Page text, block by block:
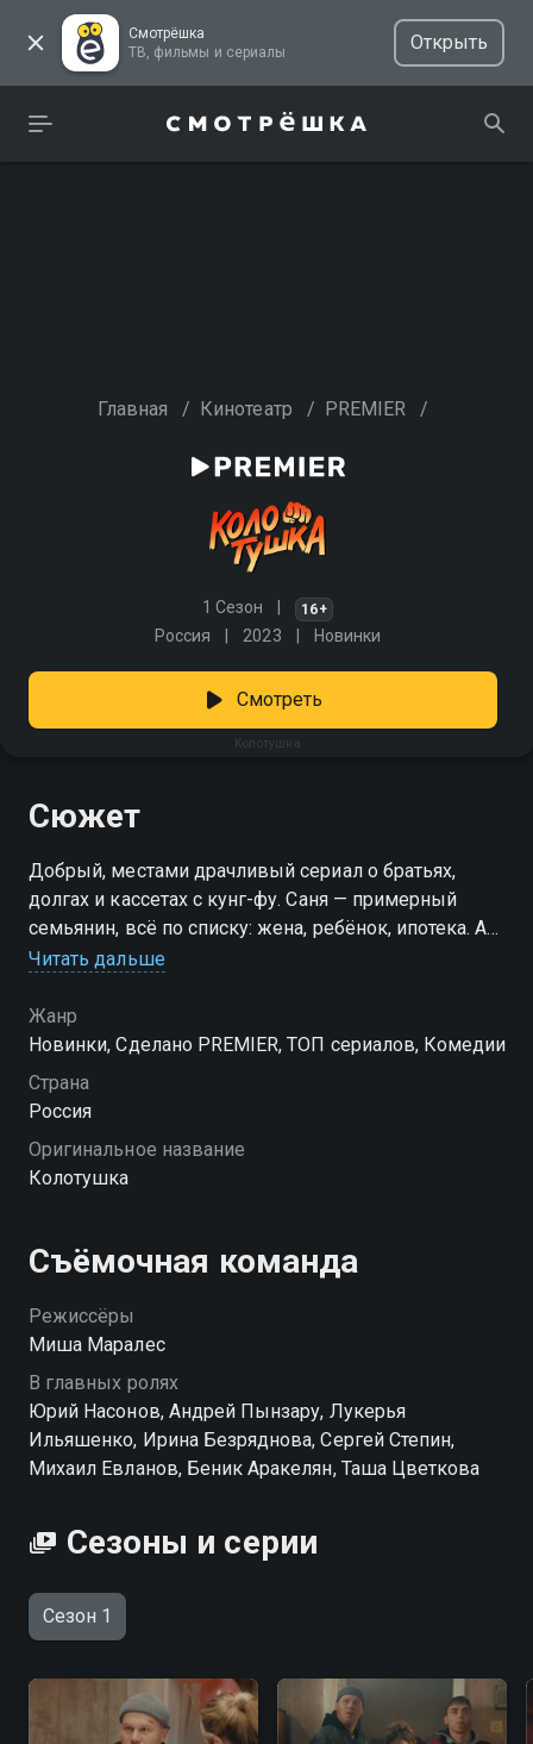
Смотрёшка
ТВ, фильмы и сериалы
Открыть
Главная / Кинотеатр / PREMIER /
1 Сезон 16+
Россия 2023 Новинки
Колотушка
Смотреть
Сюжет
Добрый, местами драчливый сериал о братьях,
долгах и кассетах с кунг-фу. Саня — примерный
семьянин, всё по списку: жена, ребёнок, ипотека. А
вот его брат Паша будто застрял в девяностых —
совсем не спешит взрослеть. Случайная встреча
родных переворачивает всё: они влипают в аварию,
и теперь должны круглую сумму. У Паши —
перелом, и Саня, хоть давно завязал с драками,
кредиторов, вернуть стабильность и, возможно,
вспомнить, кем он был раньше. Смешно, душевно и
хорошем качестве.
Читать дальше
Жанр
Новинки, Сделано PREMIER, ТОП сериалов, Комедии
Страна
Россия
Оригинальное название
Колотушка
Съёмочная команда
Режиссёры
Миша Маралес
В главных ролях
Юрий Насонов, Андрей Пынзару, Лукерья
Ильяшенко, Ирина Безряднова, Сергей Степин,
Михаил Евланов, Беник Аракелян, Таша Цветкова
Сезоны и серии
Сезон 1